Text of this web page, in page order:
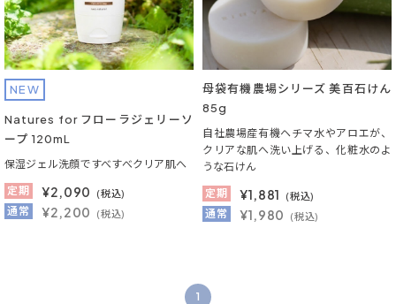
NEW
Natures for フローラジェリーソ
ープ 120mL
保湿ジェル洗顔ですべすべクリア肌へ
定期
¥2,090 (税込)
通常 ¥2,200 (税込)
母袋有機農場シリーズ 美百石けん
85g
自社農場産有機ヘチマ水やアロエが、
クリアな肌へ洗い上げる、化粧水のよ
うな石けん
定期
¥1,881 (税込)
通常 ¥1,980 (税込)
1